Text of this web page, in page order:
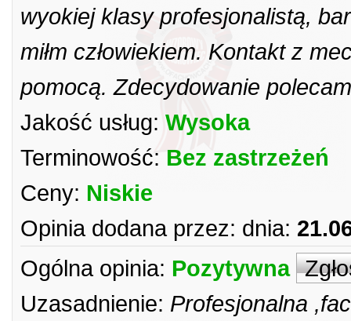
wyokiej klasy profesjonalistą,
miłm człowiekiem. Kontakt z
pomocą. Zdecydowanie
Jakość usług: Wysoka
Terminowość: Bez zastrzeżeń
Ceny: Niskie
Opinia dodana przez: dnia:
Ogólna opinia: Pozytywna
Uzasadnienie: Profesjonalna